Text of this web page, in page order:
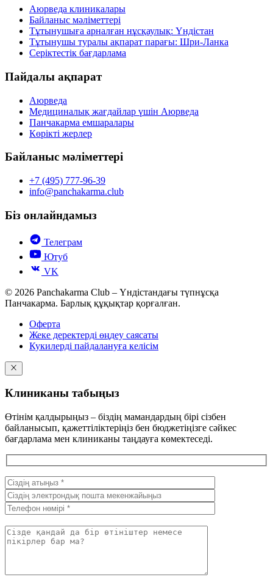
Аюрведа клиникалары
Байланыс мәліметтері
Тұтынушыға арналған нұсқаулық: Үндістан
Тұтынушы туралы ақпарат парағы: Шри-Ланка
Серіктестік бағдарлама
Пайдалы ақпарат
Аюрведа
Медициналық жағдайлар үшін Аюрведа
Панчакарма емшаралары
Көрікті жерлер
Байланыс мәліметтері
+7 (495) 777-96-39
info@panchakarma.club
Біз онлайндамыз
Телеграм
Ютуб
VK
© 2026 Panchakarma Club – Үндістандағы түпнұсқа
Панчакарма. Барлық құқықтар қорғалған.
Оферта
Жеке деректерді өңдеу саясаты
Кукилерді пайдалануға келісім
Клиниканы табыңыз
Өтінім қалдырыңыз – біздің мамандардың бірі сізбен
байланысып, қажеттіліктеріңіз бен бюджетіңізге сәйкес
бағдарлама мен клиниканы таңдауға көмектеседі.